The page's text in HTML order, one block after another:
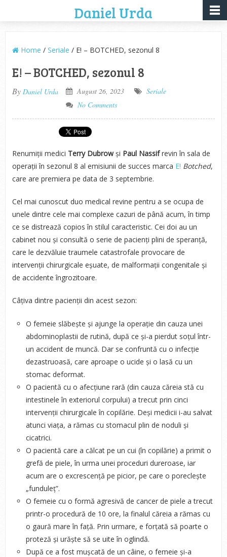
Daniel Urda
Home / Seriale / E! – BOTCHED, sezonul 8
E! – BOTCHED, sezonul 8
By Daniel Urda August 26, 2023
Seriale
No Comments
Renumiții medici Terry Dubrowși Paul Nassifrevin în sala de
operații în sezonul 8 al emisiunii de succes marca E! Botched,
care are premiera pe data de 3 septembrie.
Cel mai cunoscut duo medical revine pentru a se ocupa de
unele dintre cele mai complexe cazuri de până acum, în timp
ce se distrează copios în stilul caracteristic. Cei doi au un
cabinet nou și consultă o serie de pacienți plini de speranță,
care le dezvăluie traumele catastrofale provocare de
intervenții chirurgicale eșuate, de malformații congenitale și
de accidente îngrozitoare.
Câțiva dintre pacienții din acest sezon:
O femeie slăbește și ajunge la operație din cauza unei
abdominoplastii de rutină, după ce și-a pierdut soțul într-
un accident de muncă. Dar se confruntă cu o infecție
dezastruoasă, care aproape o ucide și o lasă cu un
stomac deformat.
O pacientă cu o afecțiune rară (din cauza căreia stă cu
intestinele în exteriorul corpului) a trecut prin cinci
intervenții chirurgicale în copilărie. Deși medicii i-au salvat
atunci viața, a rămas cu stomacul plin de noduli și
cicatrici.
O pacientă care a călcat pe un cui (în copilărie) a primit o
grefă de piele, în urma unei proceduri dureroase, iar
acum are o excrescență pe picior, pe care o poreclește
„funduleț”.
O femeie cu o formă agresivă de cancer de piele a trecut
printr-o procedură de 10 ore, la finalul căreia a rămas cu
o gaură mare în față. Prin urmare, e forțată să poarte o
proteză și urăște să se uite în oglindă.
După ce a fost mușcată de un câine, o femeie și-a